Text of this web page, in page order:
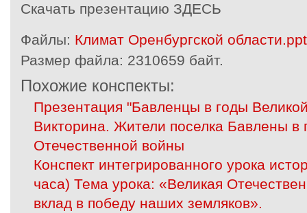
Скачать презентацию ЗДЕСЬ
Файлы: Климат Оренбургской
Размер файла: 2310659 байт.
Похожие конспекты:
Презентация "Бавленцы в годы
Викторина. Жители поселка Бавлены в
Отечественной войны
Конспект интегрированного урока
часа) Тема урока: «Великая
вклад в победу наших земляков».